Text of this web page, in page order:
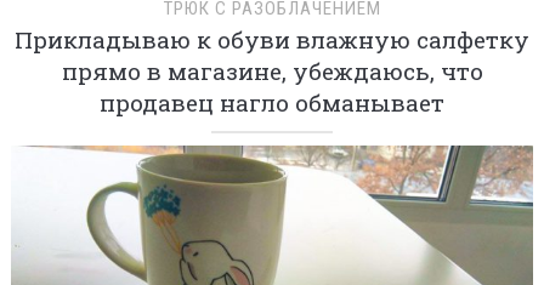
ТРЮК С РАЗОБЛАЧЕНИЕМ
Прикладываю к обуви влажную салфетку
прямо в магазине, убеждаюсь, что
продавец нагло обманывает